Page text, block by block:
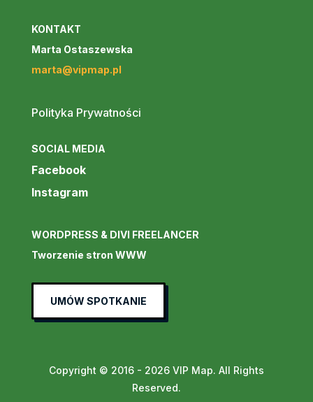
KONTAKT
Marta Ostaszewska
marta@vipmap.pl
Polityka Prywatności
SOCIAL MEDIA
Facebook
Instagram
WORDPRESS & DIVI FREELANCER
Tworzenie stron WWW
UMÓW SPOTKANIE
Copyright © 2016 - 2026 VIP Map. All Rights
Reserved.